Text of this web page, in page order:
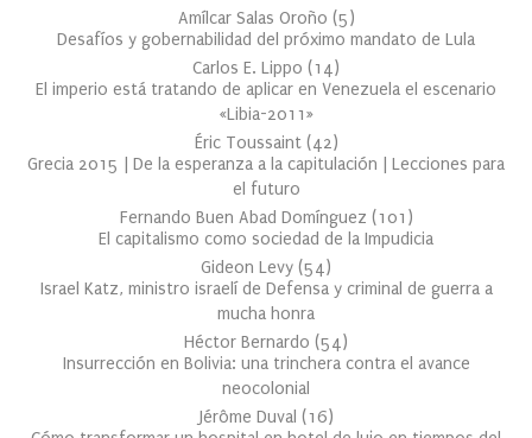
Amílcar Salas Oroño (5)
Desafíos y gobernabilidad del próximo mandato de Lula
Carlos E. Lippo (14)
El imperio está tratando de aplicar en Venezuela el escenario
«Libia-2011»
Éric Toussaint (42)
Grecia 2015 | De la esperanza a la capitulación | Lecciones para
el futuro
Fernando Buen Abad Domínguez (101 )
El capitalismo como sociedad de la Impudicia
Gideon Levy (54)
Israel Katz, ministro israelí de Defensa y criminal de guerra a
mucha honra
Héctor Bernardo (54)
Insurrección en Bolivia: una trinchera contra el avance
neocolonial
Jérôme Duval (16)